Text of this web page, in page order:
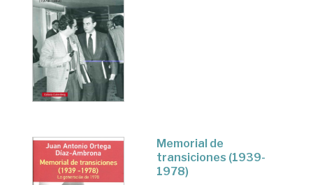
Memorial de
transiciones (1939-
1978)